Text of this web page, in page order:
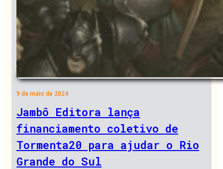
9 de maio de 2024
Jambô Editora lança
financiamento coletivo de
Tormenta20 para ajudar o Rio
Grande do Sul